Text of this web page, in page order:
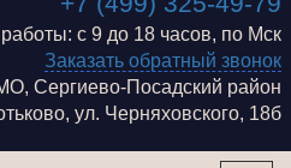
с 9 до 18 часов, по Мск
Заказать обратный звонок
Сергиево-Посадский район
ул. Черняховского, 18б